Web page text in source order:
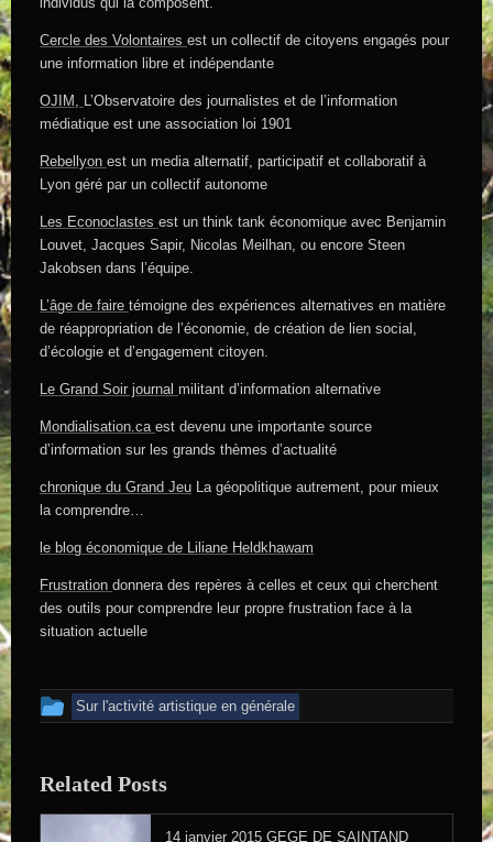
Cercle des Volontaires est un collectif de citoyens engagés pour
une information libre et indépendante
OJIM, L’Observatoire des journalistes et de l’information
médiatique est une association loi 1901
Rebellyon est un media alternatif, participatif et collaboratif à
Lyon géré par un collectif autonome
Les Econoclastes est un think tank économique avec Benjamin
Louvet, Jacques Sapir, Nicolas Meilhan, ou encore Steen
Jakobsen dans l’équipe.
L’âge de faire témoigne des expériences alternatives en matière
de réappropriation de l’économie, de création de lien social,
d’écologie et d’engagement citoyen.
Le Grand Soir journal militant d’information alternative
Mondialisation.ca est devenu une importante source
d’information sur les grands thèmes d’actualité
chronique du Grand Jeu La géopolitique autrement, pour mieux
la comprendre…
le blog économique de Liliane Heldkhawam
Frustration donnera des repères à celles et ceux qui cherchent
des outils pour comprendre leur propre frustration face à la
situation actuelle
Cet article a été publié dans
Sur l'activité artistique en générale
Related Posts
14 janvier 2015 GEGE DE SAINTAND